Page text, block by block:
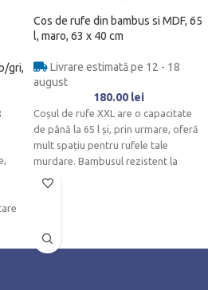
gri,
Cos de rufe din bambus si MDF, 65
l, maro, 63 x 40 cm
Livrare estimată pe 12 - 18
august
180.00 lei
Coșul de rufe XXL are o capacitate
de până la 65 l și, prin urmare, oferă
mult spațiu pentru rufele tale
murdare. Bambusul rezistent la
umiditate este ideal pentru baie.